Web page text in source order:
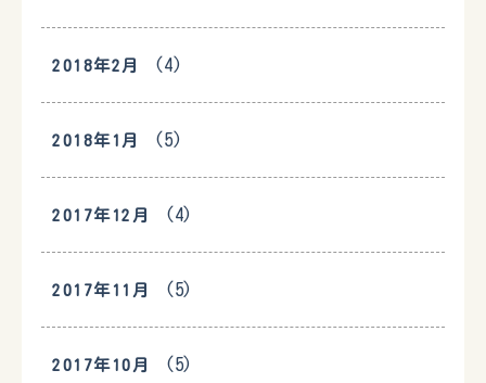
2018年2月 (4)
2018年1月 (5)
2017年12月 (4)
2017年11月 (5)
2017年10月 (5)